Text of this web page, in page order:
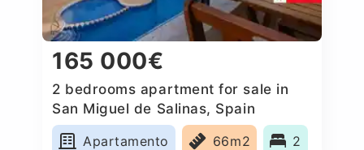
165 000€
2 bedrooms apartment for sale in
San Miguel de Salinas, Spain
Apartamento
66m2 2